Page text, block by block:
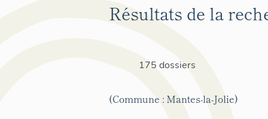
Résultats de la
175 dossiers
(Commune : Mantes-la-Jolie)